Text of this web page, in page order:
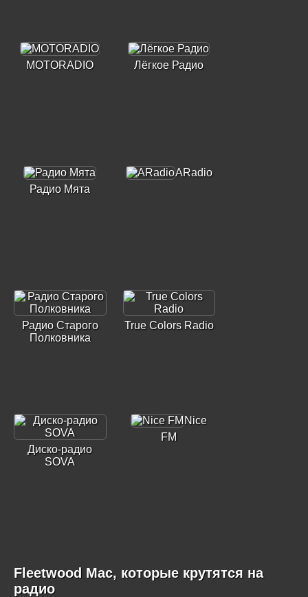
MOTORADIO Лёгкое Радио
Радио Мята
ARadio
Радио Старого
Полковника
True Colors Radio
Диско-радио
SOVA
Nice
FM
Fleetwood Mac, которые крутятся на
радио